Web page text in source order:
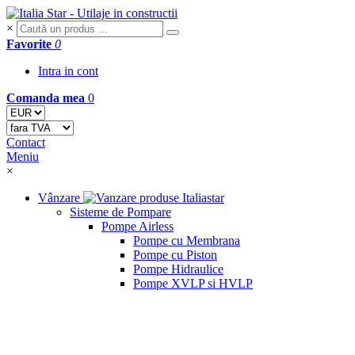
×
Favorite 0
Intra in cont
Comanda mea 0
Contact
Meniu
×
Vânzare
Sisteme de Pompare
Pompe Airless
Pompe cu Membrana
Pompe cu Piston
Pompe Hidraulice
Pompe XVLP si HVLP